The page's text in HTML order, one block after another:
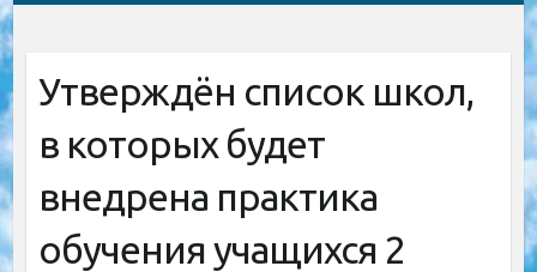
Утверждён список школ,
в которых будет
внедрена практика
обучения учащихся 2